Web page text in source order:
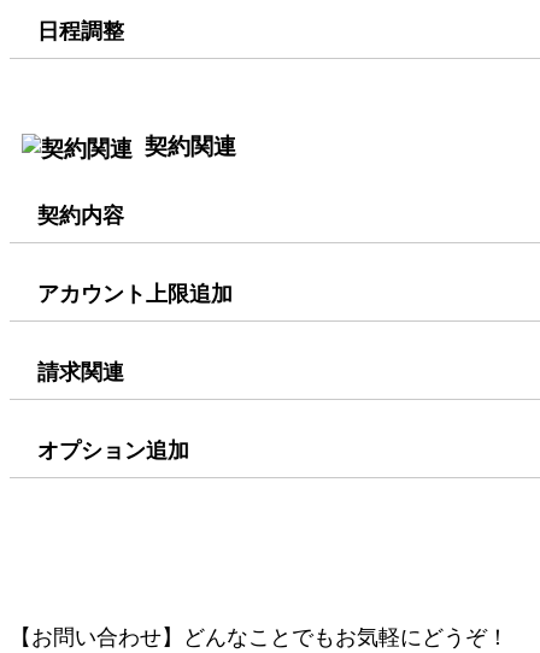
日程調整
契約関連
契約内容
アカウント上限追加
請求関連
オプション追加
【お問い合わせ】 どんなことでもお気軽にどうぞ！